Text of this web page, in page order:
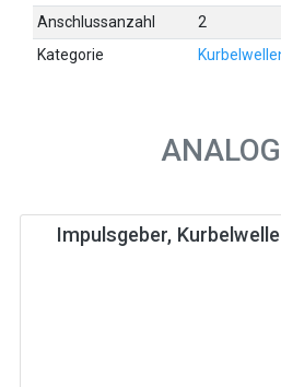
Anschlussanzahl
2
Kategorie
Impulsgeber,